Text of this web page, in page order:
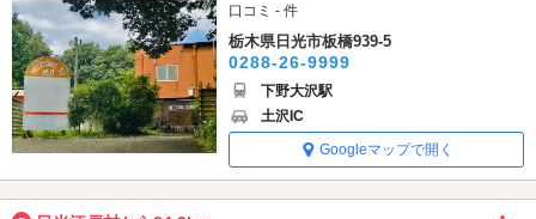
口コミ - 件
栃木県日光市板橋939-5
0288-26-9999
下野大沢駅
土沢IC
Googleマップで開く